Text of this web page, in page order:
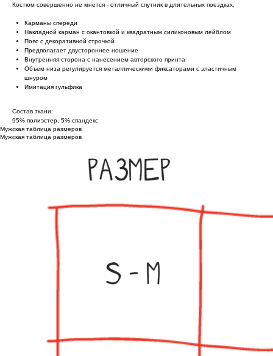
Костюм совершенно не мнется - отличный спутник в длительных поездках.
Карманы спереди
Накладной карман с окантовкой и квадратным силиконовым лейблом
Пояс с декоративной строчкой
Предполагает двустороннее ношение
Внутренняя сторона с нанесением авторского принта
Объем низа регулируется металлическими фиксаторами с эластичным
шнуром
Имитация гульфика
Состав ткани:
95% полиэстер, 5% спандекс
Мужская таблица размеров
Мужская таблица размеров